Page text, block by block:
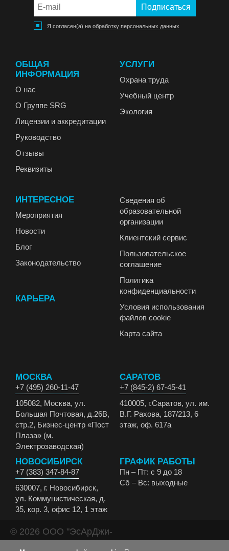
Я согласен(а) на обработку персональных данных
ОБЩАЯ
ИНФОРМАЦИЯ
О нас
О Группе SRG
Лицензии и аккредитации
Руководство
Отзывы
Реквизиты
УСЛУГИ
Охрана труда
Учебный центр
Экология
ИНТЕРЕСНОЕ
Мероприятия
Новости
Блог
Законодательство
КАРЬЕРА
Сведения об
образовательной
организации
Клиентский сервис
Пользовательское
соглашение
Политика
конфиденциальности
Условия использования
файлов cookie
Карта сайта
МОСКВА
+7 (495) 260-11-47
105082, Москва, ул.
Большая Почтовая, д.26В,
стр.2, Бизнес-центр «Пост
Плаза» (м.
Электрозаводская)
САРАТОВ
+7 (845-2) 67-45-41
410005, г.Саратов, ул. им.
В.Г. Рахова, 187/213, 6
этаж, оф. 617а
НОВОСИБИРСК
+7 (383) 347-84-87
630007, г. Новосибирск,
ул. Коммунистическая, д.
35, кор. 3, офис 12, 1 этаж
ГРАФИК РАБОТЫ
Пн – Пт: с 9 до 18
Сб – Вс: выходные
© 2026 ООО "ЭсАрДжи-